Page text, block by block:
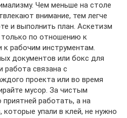
Чем меньше на столе
внимание, тем легче
и выполнить план. Аскетизм
по отношению к
рабочим инструментам.
документов или бокс для
работа связана с
проекта или во время
мусор. За чистым
работать, а на
которые упали в клей, не нужно